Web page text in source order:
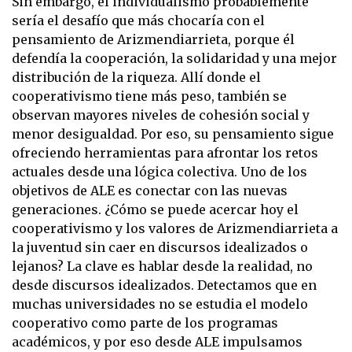
sería el desafío que más chocaría con el
pensamiento de Arizmendiarrieta, porque él
defendía la cooperación, la solidaridad y una mejor
distribución de la riqueza. Allí donde el
cooperativismo tiene más peso, también se
observan mayores niveles de cohesión social y
menor desigualdad. Por eso, su pensamiento sigue
ofreciendo herramientas para afrontar los retos
actuales desde una lógica colectiva. Uno de los
objetivos de ALE es conectar con las nuevas
generaciones. ¿Cómo se puede acercar hoy el
cooperativismo y los valores de Arizmendiarrieta a
la juventud sin caer en discursos idealizados o
lejanos? La clave es hablar desde la realidad, no
desde discursos idealizados. Detectamos que en
muchas universidades no se estudia el modelo
cooperativo como parte de los programas
académicos, y por eso desde ALE impulsamos